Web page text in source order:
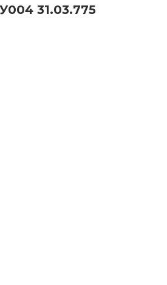
31.03.775